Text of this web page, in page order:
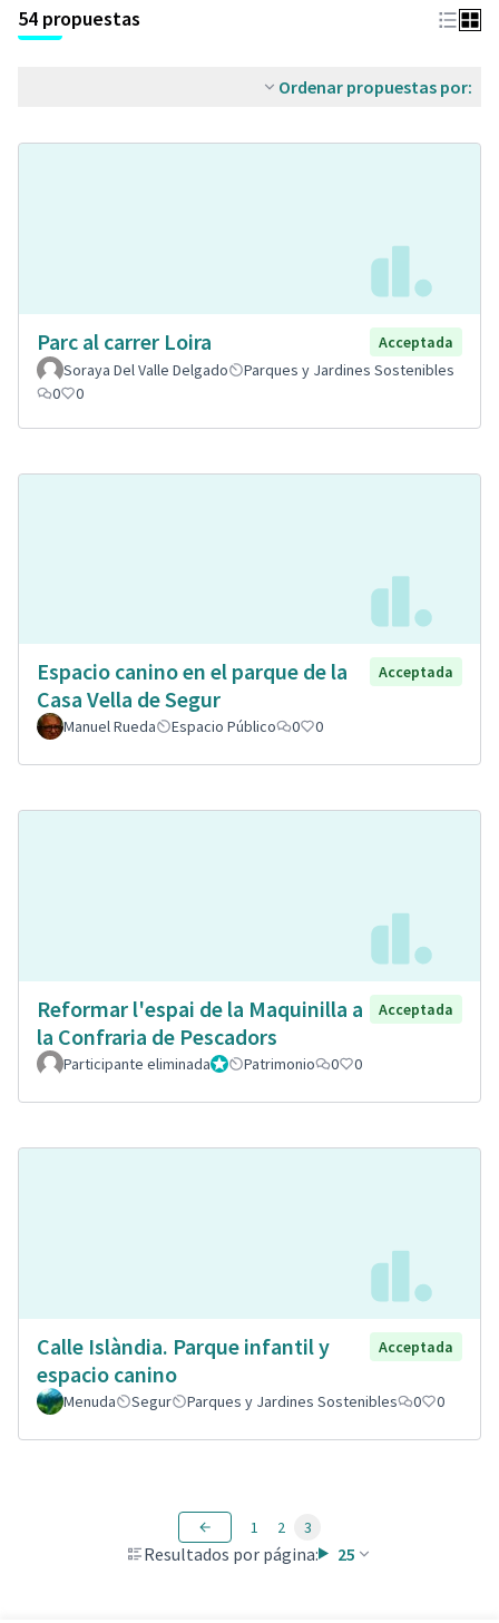
54 propuestas
Ordenar propuestas por:
Parc al carrer Loira
Acceptada
Soraya Del Valle Delgado
Parques y Jardines Sostenibles
0
0
Espacio canino en el parque de la
Casa Vella de Segur
Acceptada
Manuel Rueda Espacio Público 0 0
Reformar l'espai de la Maquinilla a
la Confraria de Pescadors
Acceptada
Participante eliminadaAdministrador
Patrimonio 0 0
Calle Islàndia. Parque infantil y
espacio canino
Acceptada
Menuda Segur Parques y Jardines Sostenibles 0 0
Resultados por página: 25
1 2 3